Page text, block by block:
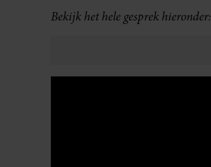
Bekijk het hele gesprek hieronder: